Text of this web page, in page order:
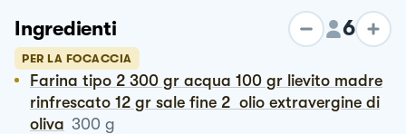
Ingredienti 6
PER LA FOCACCIA
Farina tipo 2 300 gr acqua 100 gr lievito madre
rinfrescato 12 gr sale fine 2 olio extravergine di
oliva 300 g